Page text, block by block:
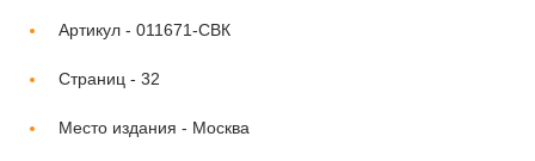
Артикул - 011671-СВК
Страниц - 32
Место издания - Москва